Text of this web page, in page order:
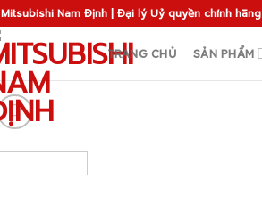
Mitsubishi Nam Định | Đại lý Uỷ quyền chính hãng
TRANG CHỦ SẢN PHẨM